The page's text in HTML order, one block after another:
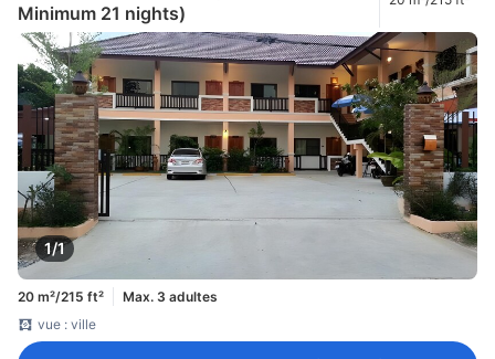
Minimum 21 nights)
1/1
20 m²/215 ft²
Max. 3 adultes
vue : ville